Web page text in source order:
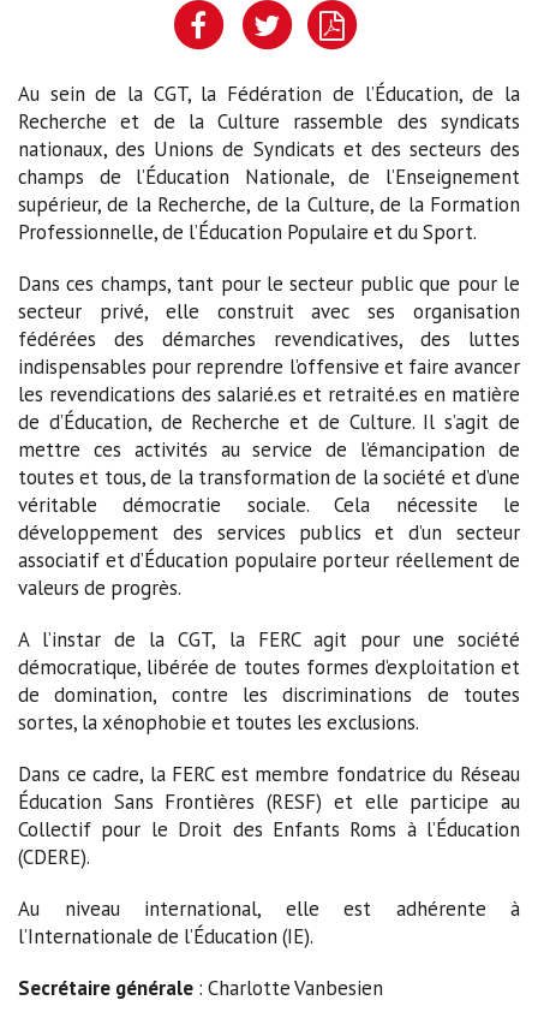
Au sein de la CGT, la Fédération de l’Éducation, de la
Recherche et de la Culture rassemble des syndicats
nationaux, des Unions de Syndicats et des secteurs des
champs de l’Éducation Nationale, de l’Enseignement
supérieur, de la Recherche, de la Culture, de la Formation
Professionnelle, de l’Éducation Populaire et du Sport.
Dans ces champs, tant pour le secteur public que pour le
secteur privé, elle construit avec ses organisation
fédérées des démarches revendicatives, des luttes
indispensables pour reprendre l’offensive et faire avancer
les revendications des salarié.es et retraité.es en matière
de d’Éducation, de Recherche et de Culture. Il s’agit de
mettre ces activités au service de l’émancipation de
toutes et tous, de la transformation de la société et d’une
véritable démocratie sociale. Cela nécessite le
développement des services publics et d’un secteur
associatif et d’Éducation populaire porteur réellement de
valeurs de progrès.
A l’instar de la CGT, la FERC agit pour une société
démocratique, libérée de toutes formes d’exploitation et
de domination, contre les discriminations de toutes
sortes, la xénophobie et toutes les exclusions.
Dans ce cadre, la FERC est membre fondatrice du Réseau
Éducation Sans Frontières (RESF) et elle participe au
Collectif pour le Droit des Enfants Roms à l’Éducation
(CDERE).
Au niveau international, elle est adhérente à
l’Internationale de l’Éducation (IE).
Secrétaire générale : Charlotte Vanbesien